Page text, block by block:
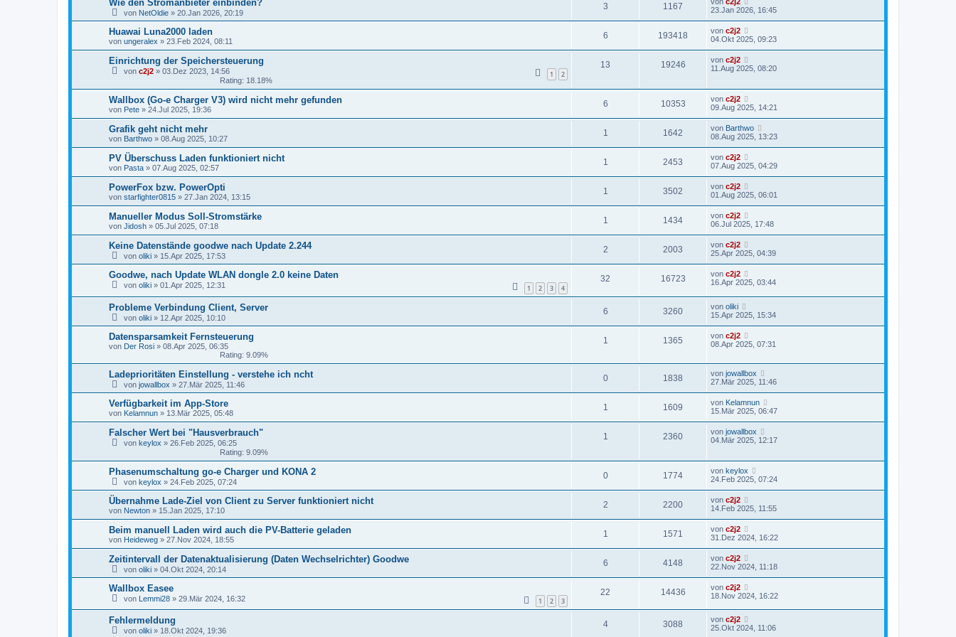
Wie den Stromanbieter einbinden?
von NetOldie » 20.Jan 2026, 20:19
3 1167
23.Jan 2026, 16:45
Huawai Luna2000 laden
von ungeralex » 23.Feb 2024, 08:11
6 193418 von c2j2
04.Okt 2025, 09:23
Einrichtung der Speichersteuerung
von c2j2 » 03.Dez 2023, 14:56 1 2
Rating: 18.18%
13 19246 von c2j2
11.Aug 2025, 08:20
Wallbox (Go-e Charger V3) wird nicht mehr gefunden
von Pete » 24.Jul 2025, 19:36
6 10353 von c2j2
09.Aug 2025, 14:21
Grafik geht nicht mehr
von Barthwo » 08.Aug 2025, 10:27
1 1642 von Barthwo
08.Aug 2025, 13:23
PV Überschuss Laden funktioniert nicht
von Pasta » 07.Aug 2025, 02:57
1 2453 von c2j2
07.Aug 2025, 04:29
PowerFox bzw. PowerOpti
von starfighter0815 » 27.Jan 2024, 13:15
1 3502 von c2j2
01.Aug 2025, 06:01
Manueller Modus Soll-Stromstärke
von Jidosh » 05.Jul 2025, 07:18
1 1434 von c2j2
06.Jul 2025, 17:48
Keine Datenstände goodwe nach Update 2.244
von oliki » 15.Apr 2025, 17:53
2 2003 von c2j2
25.Apr 2025, 04:39
Goodwe, nach Update WLAN dongle 2.0 keine Daten
von oliki » 01.Apr 2025, 12:31 1 2 3 4
32 16723 von c2j2
16.Apr 2025, 03:44
Probleme Verbindung Client, Server
von oliki » 12.Apr 2025, 10:10
6 3260 von oliki
15.Apr 2025, 15:34
Datensparsamkeit Fernsteuerung
von Der Rosi » 08.Apr 2025, 06:35
Rating: 9.09%
1 1365 von c2j2
08.Apr 2025, 07:31
Ladeprioritäten Einstellung - verstehe ich ncht
von jowallbox » 27.Mär 2025, 11:46
0 1838 von jowallbox
27.Mär 2025, 11:46
Verfügbarkeit im App-Store
von Kelamnun » 13.Mär 2025, 05:48
1 1609 von Kelamnun
15.Mär 2025, 06:47
Falscher Wert bei "Hausverbrauch"
von keylox » 26.Feb 2025, 06:25
Rating: 9.09%
1 2360 von jowallbox
04.Mär 2025, 12:17
Phasenumschaltung go-e Charger und KONA 2
von keylox » 24.Feb 2025, 07:24
0 1774 von keylox
24.Feb 2025, 07:24
Übernahme Lade-Ziel von Client zu Server funktioniert nicht
von Newton » 15.Jan 2025, 17:10
2 2200 von c2j2
14.Feb 2025, 11:55
Beim manuell Laden wird auch die PV-Batterie geladen
von Heideweg » 27.Nov 2024, 18:55
1 1571 von c2j2
31.Dez 2024, 16:22
Zeitintervall der Datenaktualisierung (Daten Wechselrichter) Goodwe
von oliki » 04.Okt 2024, 20:14
6 4148 von c2j2
22.Nov 2024, 11:18
Wallbox Easee
von Lemmi28 » 29.Mär 2024, 16:32 1 2 3
22 14436 von c2j2
18.Nov 2024, 16:22
Fehlermeldung
von oliki » 18.Okt 2024, 19:36
4 3088 von c2j2
25.Okt 2024, 11:06